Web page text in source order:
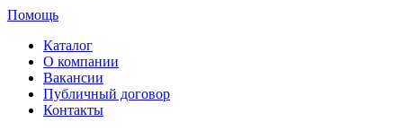
Помощь
Каталог
О компании
Вакансии
Публичный договор
Контакты